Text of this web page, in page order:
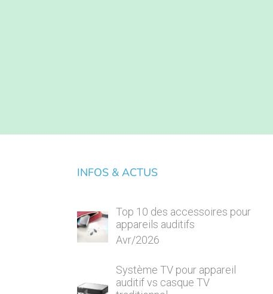
INFOS & ACTUS
Top 10 des accessoires pour
appareils auditifs
Avr/2026
Système TV pour appareil
auditif vs casque TV